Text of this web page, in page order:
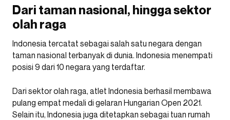
Dari taman nasional, hingga sektor
olah raga
Indonesia tercatat sebagai salah satu negara dengan
taman nasional terbanyak di dunia. Indonesia menempati
posisi 9 dari 10 negara yang terdaftar.
Dari sektor olah raga, atlet Indonesia berhasil membawa
pulang empat medali di gelaran Hungarian Open 2021.
Selain itu, Indonesia juga ditetapkan sebagai tuan rumah